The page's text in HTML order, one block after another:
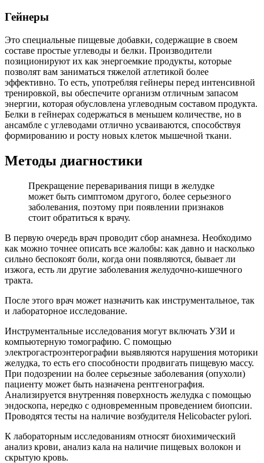
Гейнеры
Это специальные пищевые добавки, содержащие в своем
составе простые углеводы и белки. Производители
позиционируют их как энергоемкие продукты, которые
позволят вам заниматься тяжелой атлетикой более
эффективно. То есть, употребляя гейнеры перед интенсивной
тренировкой, вы обеспечите организм отличным запасом
энергии, которая обусловлена углеводным составом продукта.
Белки в гейнерах содержаться в меньшем количестве, но в
ансамбле с углеводами отлично усваиваются, способствуя
формированию и росту новых клеток мышечной ткани.
Методы диагностики
Прекращение переваривания пищи в желудке
может быть симптомом другого, более серьезного
заболевания, поэтому при появлении признаков
стоит обратиться к врачу.
В первую очередь врач проводит сбор анамнеза. Необходимо
как можно точнее описать все жалобы: как давно и насколько
сильно беспокоят боли, когда они появляются, бывает ли
изжога, есть ли другие заболевания желудочно-кишечного
тракта.
После этого врач может назначить как инструментальное, так
и лабораторное исследование.
Инструментальные исследования могут включать УЗИ и
компьютерную томографию. С помощью
электрогастроэнтерографии выявляются нарушения моторики
желудка, то есть его способности продвигать пищевую массу.
При подозрении на более серьезные заболевания (опухоли)
пациенту может быть назначена рентгенография.
Анализируется внутренняя поверхность желудка с помощью
эндоскопа, нередко с одновременным проведением биопсии.
Проводятся тесты на наличие возбудителя Helicobacter pylori.
К лабораторным исследованиям относят биохимический
анализ крови, анализ кала на наличие пищевых волокон и
скрытую кровь.